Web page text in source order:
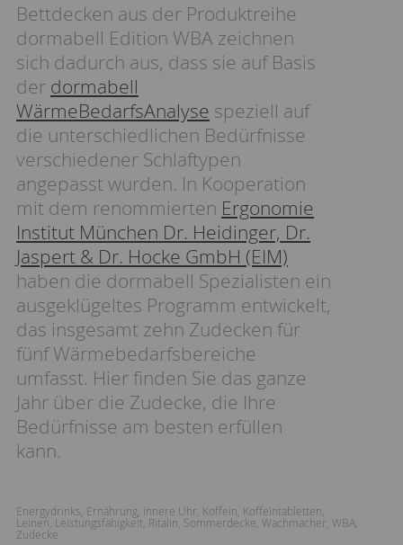
Bettdecken aus der Produktreihe
dormabell Edition WBA zeichnen
sich dadurch aus, dass sie auf Basis
der dormabell
WärmeBedarfsAnalyse speziell auf
die unterschiedlichen Bedürfnisse
verschiedener Schlaftypen
angepasst wurden. In Kooperation
mit dem renommierten Ergonomie
Institut München Dr. Heidinger, Dr.
Jaspert & Dr. Hocke GmbH (EIM)
haben die dormabell Spezialisten ein
ausgeklügeltes Programm entwickelt,
das insgesamt zehn Zudecken für
fünf Wärmebedarfsbereiche
umfasst. Hier finden Sie das ganze
Jahr über die Zudecke, die Ihre
Bedürfnisse am besten erfüllen
kann.
Energydrinks Ernährung innere Uhr Koffein Koffeintabletten
Leinen Leistungsfähigkeit Ritalin Sommerdecke Wachmacher WBA
Zudecke